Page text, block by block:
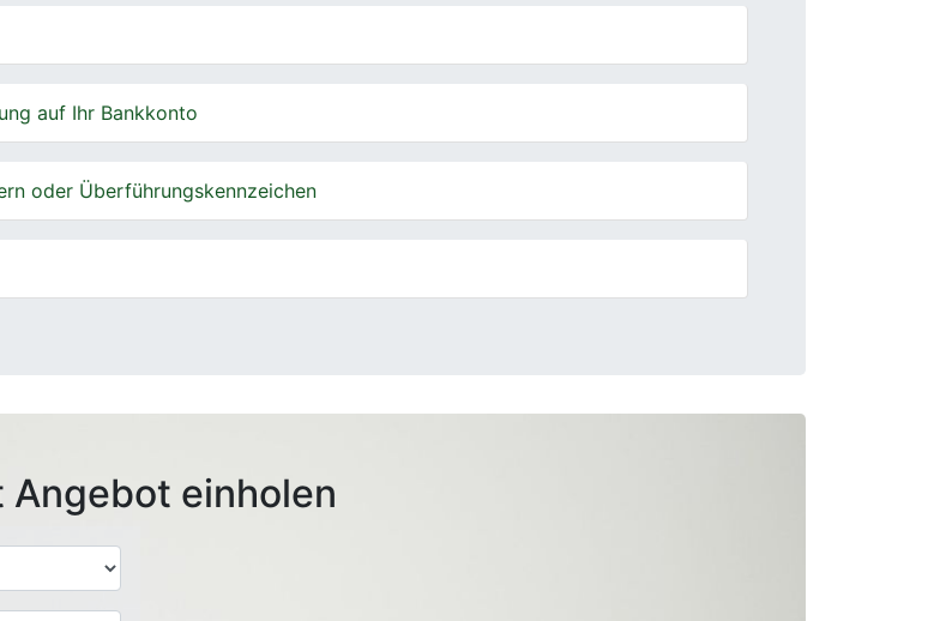
auf Ihr Bankkonto
oder Überführungskennzeichen
einholen